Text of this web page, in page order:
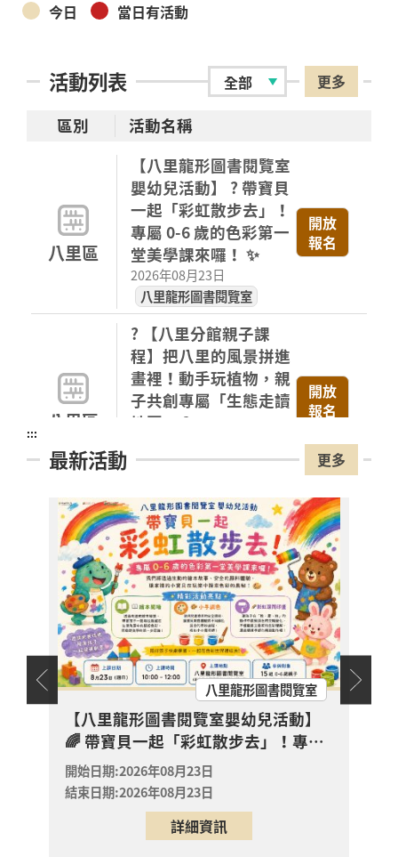
今日 當日有活動
活動列表 更多
區別 活動名稱
八里區
【八里龍形圖書閱覽室
嬰幼兒活動】 ? 帶寶貝
一起「彩虹散步去」！
專屬 0-6 歲的色彩第一
堂美學課來囉！ ✨
2026年08月23日
八里龍形圖書閱覽室
開放
報名
八里區
? 【八里分館親子課
程】把八里的風景拼進
畫裡！動手玩植物，親
子共創專屬「生態走讀
地圖」 ?
八里分館
開放
報名
淡水區
【淡水竹圍分館】下午
場 115年8月國小多元
閱讀主題研習班《心的
故事樹—從書頁開始的
溫暖冒險--科學實驗室
裡的放電章魚》
2026年08月29日
淡水竹圍分館
開放
報名
淡水區
【淡水竹圍分館】上午
場115年8月國小多元
閱讀主題研習班《心的
故事樹—從書頁開始的
溫暖冒險--科學實驗室
裡的放電章魚》
2026年08月29日
淡水竹圍分館
:::
最新活動 更多
八里龍形圖書閱覽室
【八里龍形圖書閱覽室嬰幼兒活動】
🌈 帶寶貝一起「彩虹散步去」！專屬
0-6 歲的色彩第一堂美學課來囉！ ✨
開始日期:2026年08月23日
結束日期:2026年08月23日
詳細資訊